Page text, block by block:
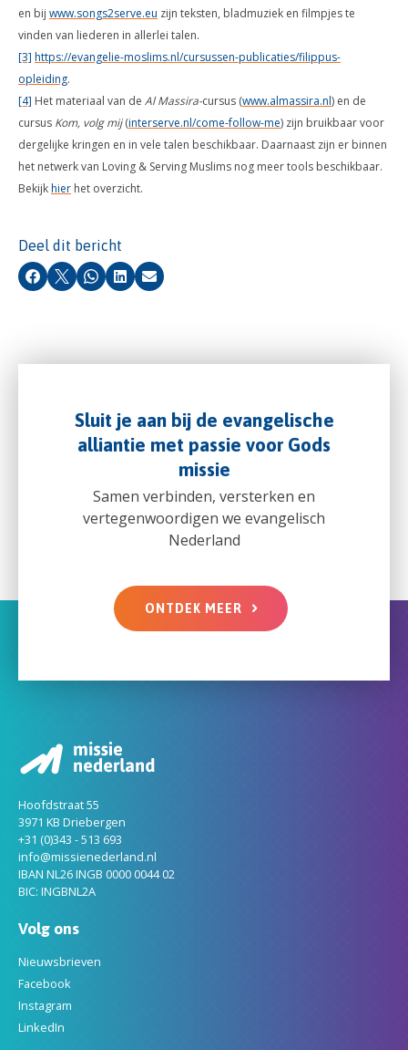
en bij www.songs2serve.eu zijn teksten, bladmuziek en filmpjes te
vinden van liederen in allerlei talen.
[3] https://evangelie-moslims.nl/cursussen-publicaties/filippus-
opleiding.
[4] Het materiaal van de Al Massira-cursus (www.almassira.nl) en de
cursus Kom, volg mij(interserve.nl/come-follow-me) zijn bruikbaar voor
dergelijke kringen en in vele talen beschikbaar. Daarnaast zijn er binnen
het netwerk van Loving & Serving Muslims nog meer tools beschikbaar.
Bekijkhier het overzicht.
Deel dit bericht
Facebook
X Whatsapp
LinkedInE-mail
Sluit je aan bij de evangelische
alliantie met passie voor Gods
missie
Samen verbinden, versterken en
vertegenwoordigen we evangelisch
Nederland
ONTDEK MEER
Hoofdstraat 55
3971 KB Driebergen
+31 (0)343 - 513 693
info@missienederland.nl
IBAN NL26 INGB 0000 0044 02
BIC: INGBNL2A
Volg ons
Nieuwsbrieven
Facebook
Instagram
LinkedIn